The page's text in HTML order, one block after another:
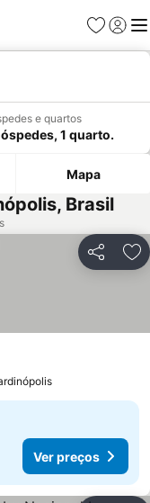
Favoritos
Iniciar
e quartos
1 quarto.
Mapa
Brasil
Partilhar
Ver preços